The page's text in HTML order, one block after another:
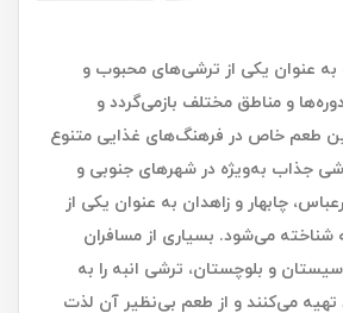
به عنوان یکی از ترشی‌های محبوب و
و مناطق مختلف بازمی‌گردد و
طعم خاص در فرهنگ‌های غذایی متنوع
جذاب به‌ویژه در شهرهای جنوبی و
چابهار و زاهدان به عنوان یکی از
می‌شود. بسیاری از مسافران
و بلوچستان، ترشی انبه را به
تهیه می‌کنند و از طعم بی‌نظیر آن لذت